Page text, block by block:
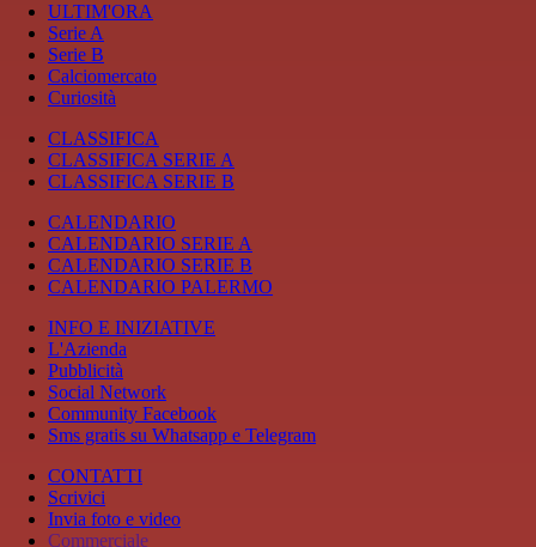
ULTIM'ORA
Serie A
Serie B
Calciomercato
Curiosità
CLASSIFICA
CLASSIFICA SERIE A
CLASSIFICA SERIE B
CALENDARIO
CALENDARIO SERIE A
CALENDARIO SERIE B
CALENDARIO PALERMO
INFO E INIZIATIVE
L'Azienda
Pubblicità
Social Network
Community Facebook
Sms gratis su Whatsapp e Telegram
CONTATTI
Scrivici
Invia foto e video
Commerciale